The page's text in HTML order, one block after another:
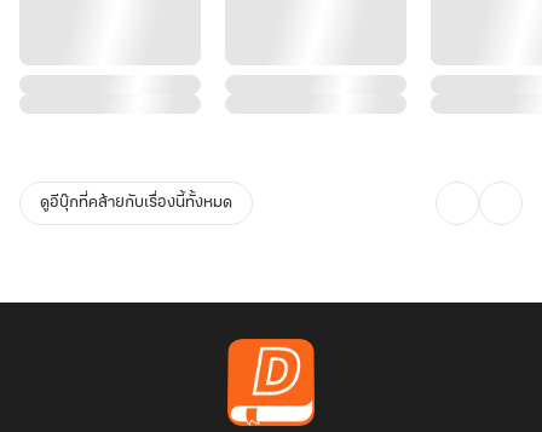
ดูอีบุ๊กที่คล้ายกับเรื่องนี้ทั้งหมด